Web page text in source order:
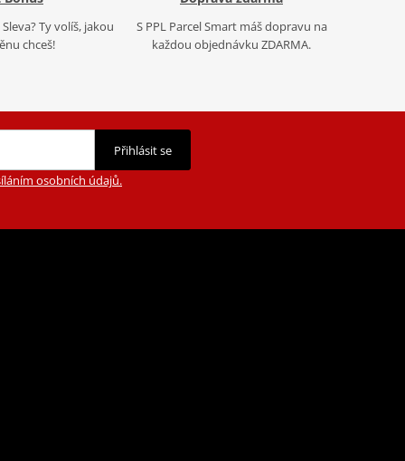
Ty volíš, jakou
chceš!
S PPL Parcel Smart máš dopravu na
každou objednávku ZDARMA.
Přihlásit se
osobních údajů.